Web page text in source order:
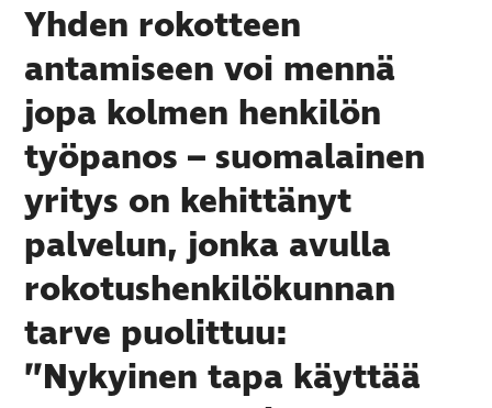
Yhden rokotteen
antamiseen voi mennä
jopa kolmen henkilön
työpanos – suomalainen
yritys on kehittänyt
palvelun, jonka avulla
rokotushenkilökunnan
tarve puolittuu:
”Nykyinen tapa käyttää